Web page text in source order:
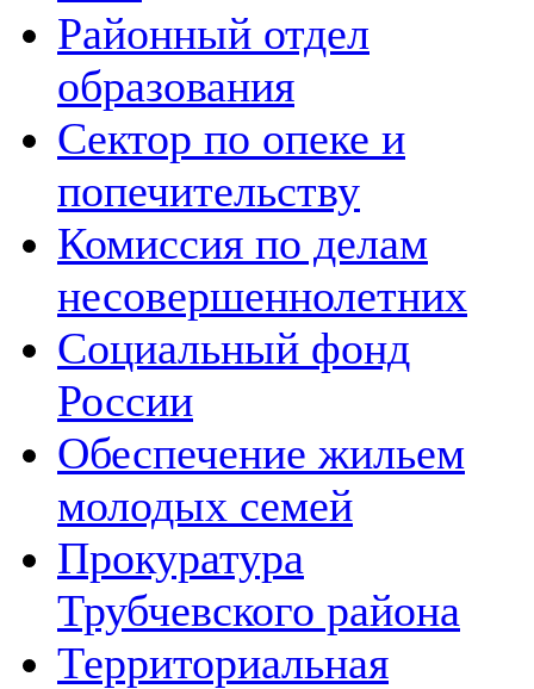
Районный отдел
образования
Сектор по опеке и
попечительству
Комиссия по делам
несовершеннолетних
Социальный фонд
России
Обеспечение жильем
молодых семей
Прокуратура
Трубчевского района
Территориальная